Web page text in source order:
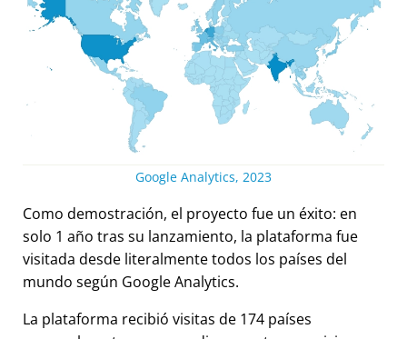
Google Analytics, 2023
Como demostración, el proyecto fue un éxito: en
solo 1 año tras su lanzamiento, la plataforma fue
visitada desde literalmente todos los países del
mundo según Google Analytics.
La plataforma recibió visitas de 174 países